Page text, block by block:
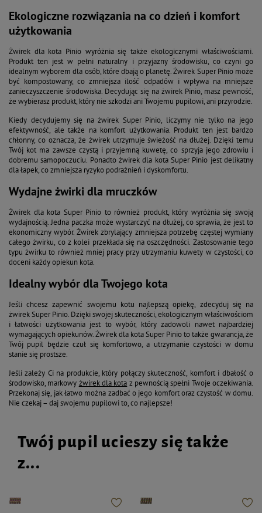
Ekologiczne rozwiązania na co dzień i komfort
użytkowania
Żwirek dla kota Pinio wyróżnia się także ekologicznymi właściwościami.
Produkt ten jest w pełni naturalny i przyjazny środowisku, co czyni go
idealnym wyborem dla osób, które dbają o planetę. Żwirek Super Pinio może
być kompostowany, co zmniejsza ilość odpadów i wpływa na mniejsze
zanieczyszczenie środowiska. Decydując się na żwirek Pinio, masz pewność,
że wybierasz produkt, który nie szkodzi ani Twojemu pupilowi, ani przyrodzie.
Kiedy decydujemy się na żwirek Super Pinio, liczymy nie tylko na jego
efektywność, ale także na komfort użytkowania. Produkt ten jest bardzo
chłonny, co oznacza, że żwirek utrzymuje świeżość na dłużej. Dzięki temu
Twój kot ma zawsze czystą i przyjemną kuwetę, co sprzyja jego zdrowiu i
dobremu samopoczuciu. Ponadto żwirek dla kota Super Pinio jest delikatny
dla łapek, co zmniejsza ryzyko podrażnień i dyskomfortu.
Wydajne żwirki dla mruczków
Żwirek dla kota Super Pinio to również produkt, który wyróżnia się swoją
wydajnością. Jedna paczka może wystarczyć na dłużej, co sprawia, że jest to
ekonomiczny wybór. Żwirek zbrylający zmniejsza potrzebę częstej wymiany
całego żwirku, co z kolei przekłada się na oszczędności. Zastosowanie tego
typu żwirku to również mniej pracy przy utrzymaniu kuwety w czystości, co
doceni każdy opiekun kota.
Idealny wybór dla Twojego kota
Jeśli chcesz zapewnić swojemu kotu najlepszą opiekę, zdecyduj się na
żwirek Super Pinio. Dzięki swojej skuteczności, ekologicznym właściwościom
i łatwości użytkowania jest to wybór, który zadowoli nawet najbardziej
wymagających opiekunów. Żwirek dla kota Super Pinio to także gwarancja, że
Twój pupil będzie czuł się komfortowo, a utrzymanie czystości w domu
stanie się prostsze.
Jeśli zależy Ci na produkcie, który połączy skuteczność, komfort i dbałość o
środowisko, markowy żwirek dla kota z pewnością spełni Twoje oczekiwania.
Przekonaj się, jak łatwo można zadbać o jego komfort oraz czystość w domu.
Nie czekaj – daj swojemu pupilowi to, co najlepsze!
Twój pupil ucieszy się także
z...